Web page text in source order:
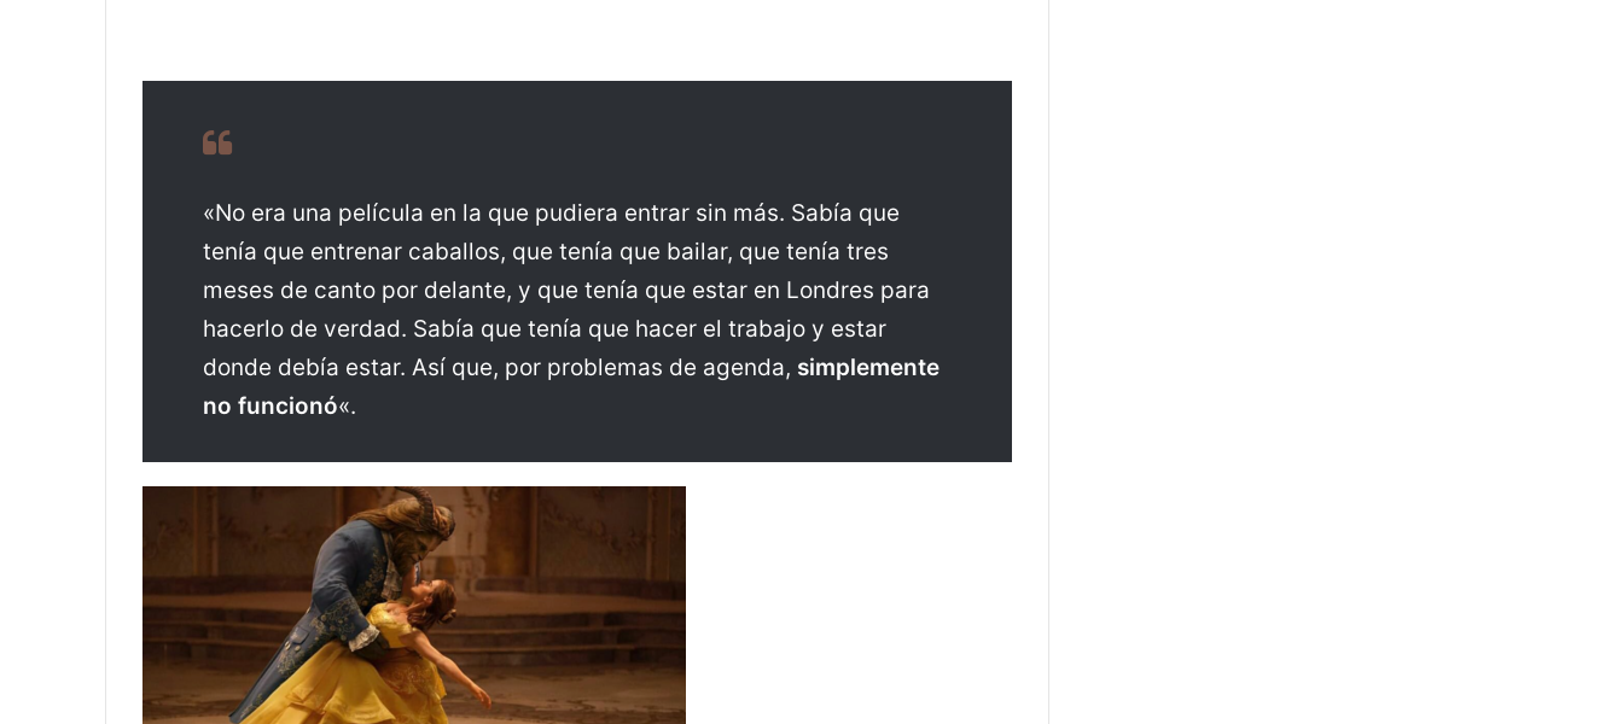
«No era una película en la que pudiera entrar sin más. Sabía que
tenía que entrenar caballos, que tenía que bailar, que tenía tres
meses de canto por delante, y que tenía que estar en Londres para
hacerlo de verdad. Sabía que tenía que hacer el trabajo y estar
donde debía estar. Así que, por problemas de agenda, simplemente
no funcionó«.